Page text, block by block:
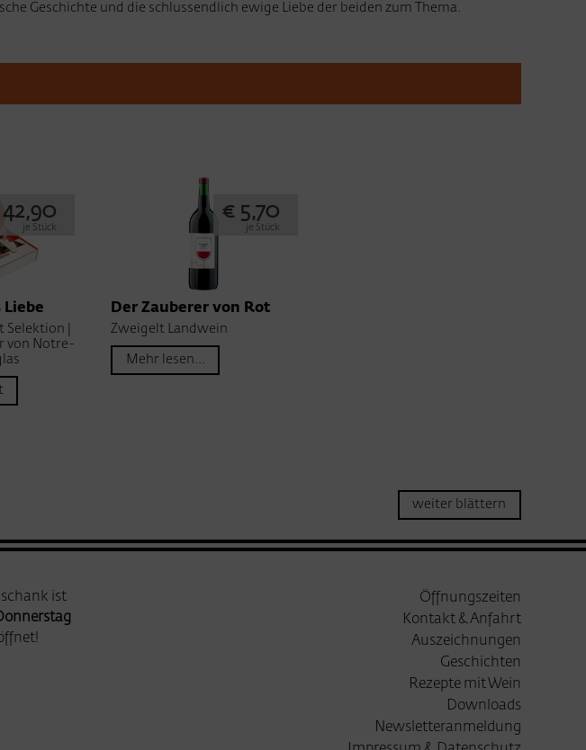
Geschichte und die schlussendlich ewige Liebe der beiden zum Thema.
je Stück
Liebe
Selektion |
von Notre-
€ 5,70
je Stück
Der Zauberer von Rot
Zweigelt Landwein
Mehr lesen...
weiter blättern
ist
Öffnungszeiten
Kontakt & Anfahrt
Auszeichnungen
Geschichten
Rezepte mit Wein
Downloads
Newsletteranmeldung